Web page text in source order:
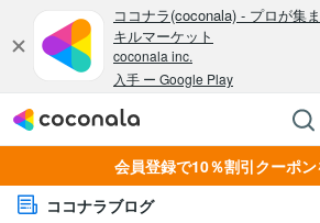
会員登録で10％割引クーポン
ココナラブログ